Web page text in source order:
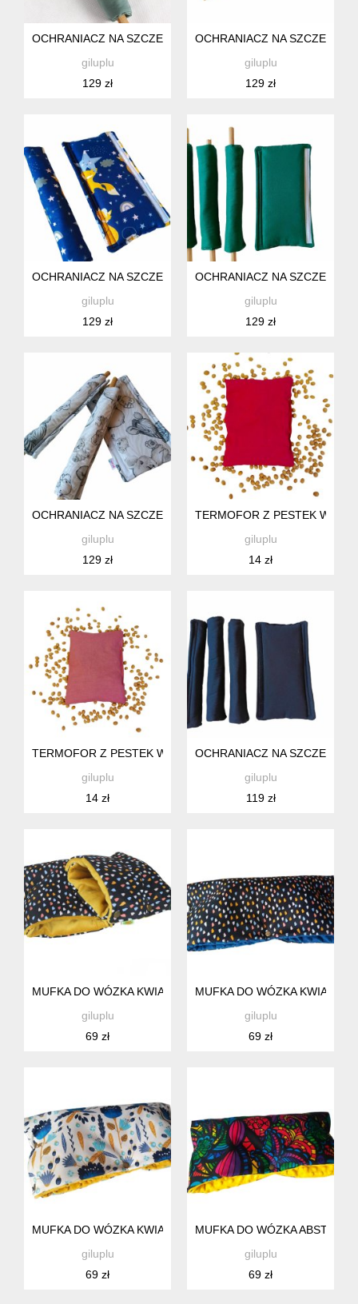
OCHRANIACZ NA SZCZEBELKI ŁÓŻECZKA, KOŁYSKI DLA
giluplu
129 zł
OCHRANIACZ NA
giluplu
129 zł
OCHRANIACZ NA SZCZEBELKI ŁÓŻECZKA, KOŁYSKI DLA
giluplu
129 zł
OCHRANIACZ NA
giluplu
129 zł
OCHRANIACZ NA SZCZEBELKI ŁÓŻECZKA, KOŁYSKI DLA
giluplu
129 zł
TERMOFOR Z PESTEK WIŚNI
giluplu
14 zł
TERMOFOR Z PESTEK WIŚNI NA BOLĄCY BRZUSZEK I
giluplu
14 zł
OCHRANIACZ NA
giluplu
119 zł
MUFKA DO WÓZKA KWIATY, RĘKAWICA DO SPACERÓWKI
giluplu
69 zł
MUFKA DO WÓZKA KWIATY,
giluplu
69 zł
MUFKA DO WÓZKA KWIATY, RĘKAWICA DO SPACERÓWKI
giluplu
69 zł
MUFKA DO WÓZKA
giluplu
69 zł